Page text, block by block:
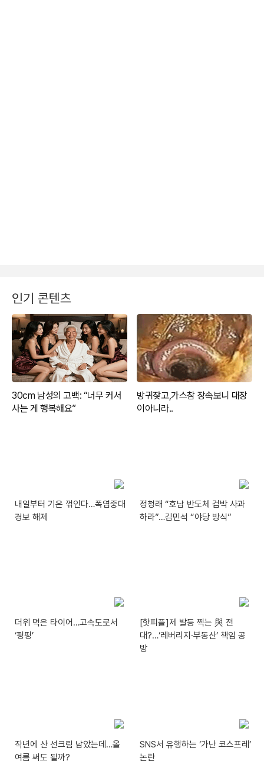
인기 콘텐츠
내일부터 기온 꺾인다…폭염중대
경보 해제
정청래 “호남 반도체 겁박 사과
하라”…김민석 “야당 방식”
더위 먹은 타이어…고속도로서
‘펑펑’
[핫피플]제 발등 찍는 與 전
대?…‘레버리지·부동산’ 책임 공
방
작년에 산 선크림 남았는데…올
여름 써도 될까?
SNS서 유행하는 ‘가난 코스프레’
논란